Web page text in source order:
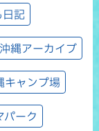
日記
縄アーカイブ
キャンプ場
パーク